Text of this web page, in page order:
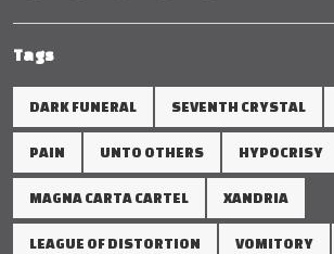
Tags
DARK FUNERAL SEVENTH CRYSTAL
PAIN UNTO OTHERS HYPOCRISY
MAGNA CARTA CARTEL XANDRIA
LEAGUE OF DISTORTION VOMITORY